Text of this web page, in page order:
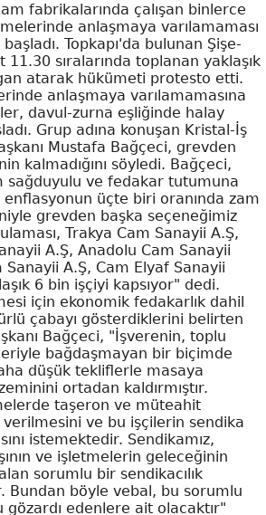
fabrikalarında çalışan binlerce
anlaşmaya varılamaması
Topkapı'da bulunan Şişe-
11.30 sıralarında toplanan yaklaşık
atarak hükümeti protesto etti.
anlaşmaya varılamamasına
davul-zurna eşliğinde halay
Grup adına konuşan Kristal-İş
Mustafa Bağçeci, grevden
kalmadığını söyledi. Bağçeci,
sağduyulu ve fedakar tutumuna
üçte biri oranında zam
grevden başka seçeneğimiz
Trakya Cam Sanayii A.Ş,
A.Ş, Anadolu Cam Sanayii
Sanayii A.Ş, Cam Elyaf Sanayii
6 bin işçiyi kapsıyor" dedi.
için ekonomik fedakarlık dahil
çabayı gösterdiklerini belirten
Bağçeci, "İşverenin, toplu
bağdaşmayan bir biçimde
düşük tekliflerle masaya
ortadan kaldırmıştır.
taşeron ve müteahit
verilmesini ve bu işçilerin sendika
istemektedir. Sendikamız,
ve işletmelerin geleceğinin
sorumlu bir sendikacılık
Bundan böyle vebal, bu sorumlu
edenlere ait olacaktır"